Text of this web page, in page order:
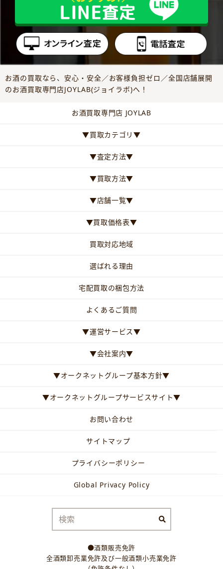
お酒の買取なら、安心・安全／お客様負担ゼロ／全国店舗展開
のお酒買取専門店JOYLAB(ジョイラボ)へ！
お酒買取専門店 JOYLAB
▼買取カテゴリ▼
▼査定方法▼
▼買取方法▼
▼店舗一覧▼
▼買取価格表▼
買取対応地域
選ばれる理由
宅配買取の梱包方法
よくあるご質問
▼運営サービス▼
▼会社案内▼
▼オークネットグループ基本方針▼
▼オークネットグループサービスサイト▼
お問い合わせ
サイトマップ
プライバシーポリシー
Global Privacy Policy
●酒類販売免許
全酒類卸売業免許及び一般酒類小売業免許